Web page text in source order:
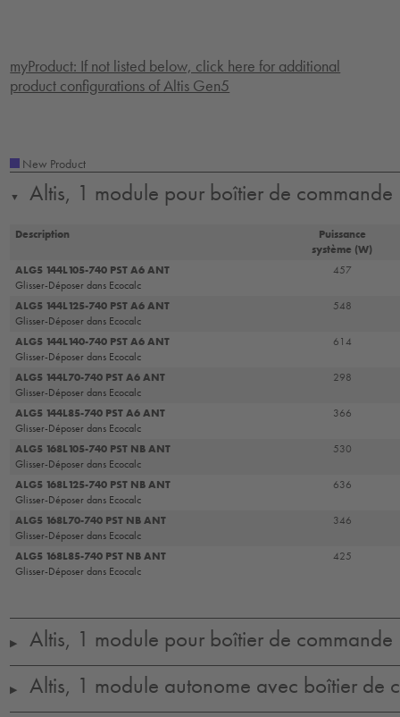
myProduct: If not listed below, click here for additional
product configurations of Altis Gen5
New Product
▼ Altis, 1 module pour boîtier de commande
Description
Puissance
système (W)
ALG5 144L105-740 PST A6 ANT
Glisser-Déposer dans Ecocalc
457
ALG5 144L125-740 PST A6 ANT
Glisser-Déposer dans Ecocalc
548
ALG5 144L140-740 PST A6 ANT
Glisser-Déposer dans Ecocalc
614
ALG5 144L70-740 PST A6 ANT
Glisser-Déposer dans Ecocalc
298
ALG5 144L85-740 PST A6 ANT
Glisser-Déposer dans Ecocalc
366
ALG5 168L105-740 PST NB ANT
Glisser-Déposer dans Ecocalc
530
ALG5 168L125-740 PST NB ANT
Glisser-Déposer dans Ecocalc
636
ALG5 168L70-740 PST NB ANT
Glisser-Déposer dans Ecocalc
346
ALG5 168L85-740 PST NB ANT
Glisser-Déposer dans Ecocalc
425
▶ Altis, 1 module pour boîtier de commande
▶ Altis, 1 module autonome avec boîtier de